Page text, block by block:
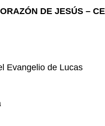
DE JESÚS –
Evangelio de Lucas